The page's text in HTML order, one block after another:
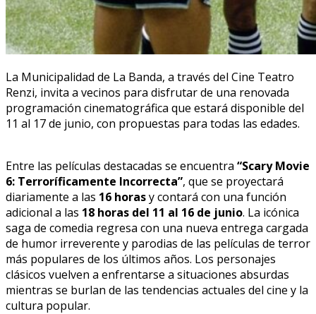
La Municipalidad de La Banda, a través del Cine Teatro
Renzi, invita a vecinos para disfrutar de una renovada
programación cinematográfica que estará disponible del
11 al 17 de junio, con propuestas para todas las edades.
Entre las películas destacadas se encuentra “Scary Movie
6: Terroríficamente Incorrecta”, que se proyectará
diariamente a las 16 horasy contará con una función
adicional a las 18 horas del 11 al 16 de junio. La icónica
saga de comedia regresa con una nueva entrega cargada
de humor irreverente y parodias de las películas de terror
más populares de los últimos años. Los personajes
clásicos vuelven a enfrentarse a situaciones absurdas
mientras se burlan de las tendencias actuales del cine y la
cultura popular.